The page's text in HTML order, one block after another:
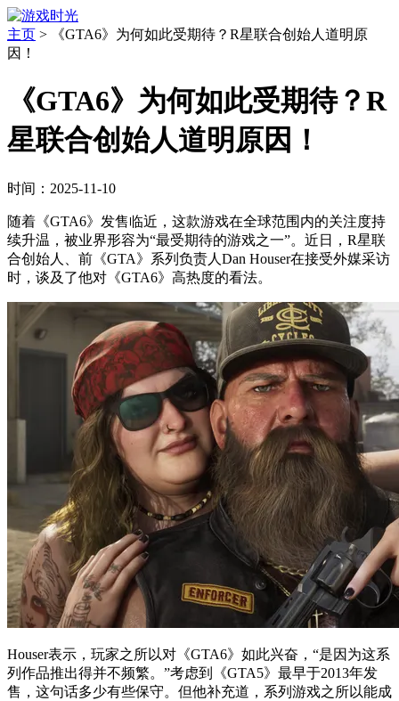
主页 >
《GTA6》为何如此受期待？R星联合创始人道明原
因！
《GTA6》为何如此受期待？R
星联合创始人道明原因！
时间：2025-11-10
随着《GTA6》发售临近，这款游戏在全球范围内的关注度持
续升温，被业界形容为“最受期待的游戏之一”。近日，R星联
合创始人、前《GTA》系列负责人Dan Houser在接受外媒采访
时，谈及了他对《GTA6》高热度的看法。
Houser表示，玩家之所以对《GTA6》如此兴奋，“是因为这系
列作品推出得并不频繁。”考虑到《GTA5》最早于2013年发
售，这句话多少有些保守。但他补充道，系列游戏之所以能成